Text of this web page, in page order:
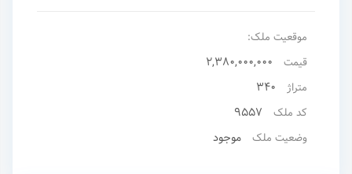
موقعیت ملک:
قیمت
2,380,000,000
متراژ 340
کد ملک 9557
وضعیت ملک موجود